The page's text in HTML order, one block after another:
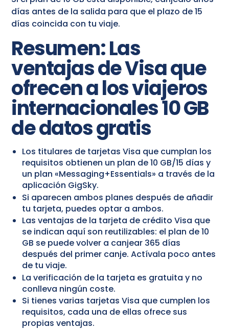
días antes de la salida para que el plazo de 15
días coincida con tu viaje.
Resumen: Las
ventajas de Visa que
ofrecen a los viajeros
internacionales 10 GB
de datos gratis
Los titulares de tarjetas Visa que cumplan los
requisitos obtienen un plan de 10 GB/15 días y
un plan «Messaging+Essentials» a través de la
aplicación GigSky.
Si aparecen ambos planes después de añadir
tu tarjeta, puedes optar a ambos.
Las ventajas de la tarjeta de crédito Visa que
se indican aquí son reutilizables: el plan de 10
GB se puede volver a canjear 365 días
después del primer canje. Actívala poco antes
de tu viaje.
La verificación de la tarjeta es gratuita y no
conlleva ningún coste.
Si tienes varias tarjetas Visa que cumplen los
requisitos, cada una de ellas ofrece sus
propias ventajas.